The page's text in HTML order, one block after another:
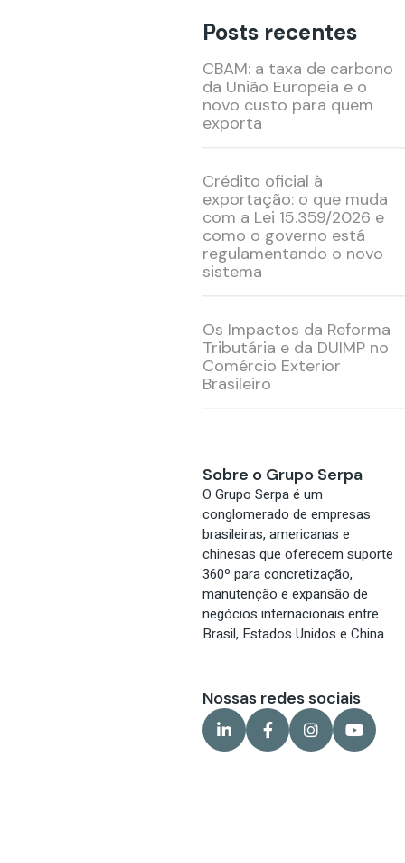
Posts recentes
CBAM: a taxa de carbono
da União Europeia e o
novo custo para quem
exporta
Crédito oficial à
exportação: o que muda
com a Lei 15.359/2026 e
como o governo está
regulamentando o novo
sistema
Os Impactos da Reforma
Tributária e da DUIMP no
Comércio Exterior
Brasileiro
Sobre o Grupo Serpa
O Grupo Serpa é um
conglomerado de empresas
brasileiras, americanas e
chinesas que oferecem suporte
360º para concretização,
manutenção e expansão de
negócios internacionais entre
Brasil, Estados Unidos e China.
Nossas redes sociais